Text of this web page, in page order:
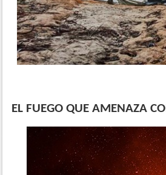
EL FUEGO QUE AMENAZA